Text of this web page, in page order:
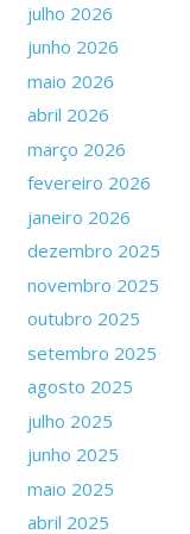
julho 2026
junho 2026
maio 2026
abril 2026
março 2026
fevereiro 2026
janeiro 2026
dezembro 2025
novembro 2025
outubro 2025
setembro 2025
agosto 2025
julho 2025
junho 2025
maio 2025
abril 2025